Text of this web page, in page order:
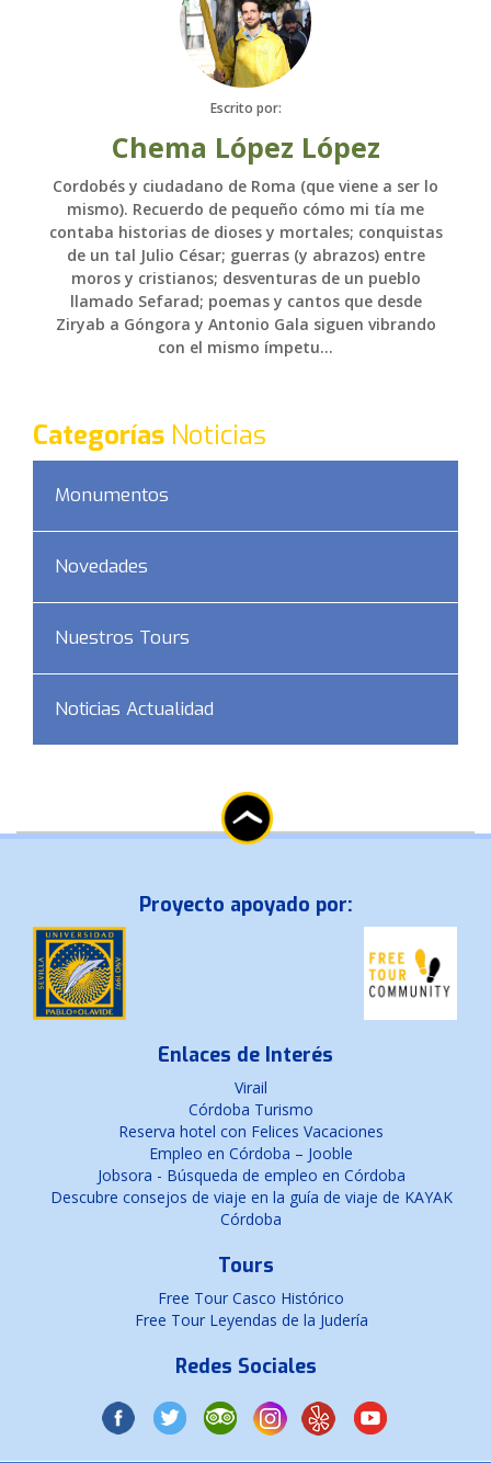
Escrito por:
Chema López López
Cordobés y ciudadano de Roma (que viene a ser lo
mismo). Recuerdo de pequeño cómo mi tía me
contaba historias de dioses y mortales; conquistas
de un tal Julio César; guerras (y abrazos) entre
moros y cristianos; desventuras de un pueblo
llamado Sefarad; poemas y cantos que desde
Ziryab a Góngora y Antonio Gala siguen vibrando
con el mismo ímpetu...
Categorías Noticias
Monumentos
Novedades
Nuestros Tours
Noticias Actualidad
Proyecto apoyado por:
Enlaces de Interés
Virail
Córdoba Turismo
Reserva hotel con Felices Vacaciones
Empleo en Córdoba – Jooble
Jobsora - Búsqueda de empleo en Córdoba
Descubre consejos de viaje en la guía de viaje de KAYAK
Córdoba
Tours
Free Tour Casco Histórico
Free Tour Leyendas de la Judería
Redes Sociales